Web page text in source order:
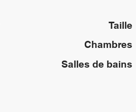
Salles de bains
Chambres
Taille